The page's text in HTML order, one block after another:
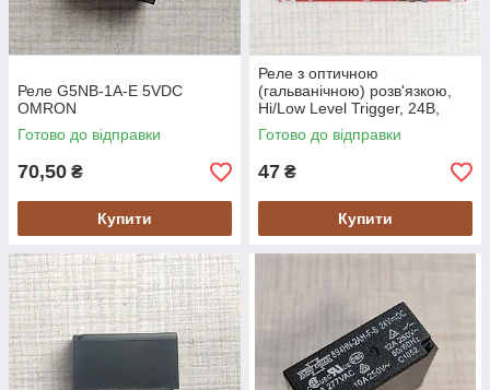
Реле G5NB-1A-E 5VDC
OMRON
Готово до відправки
70,50 ₴
Купити
Реле з оптичною
(гальванічною) розв'язкою,
Hi/Low Level Trigger, 24В,
10А, один канал
Готово до відправки
47 ₴
Купити